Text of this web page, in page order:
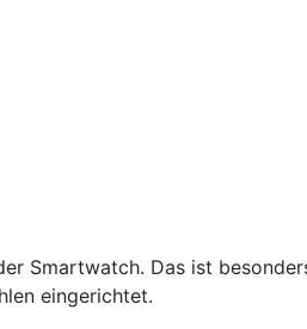
Smartwatch. Das ist
eingerichtet.